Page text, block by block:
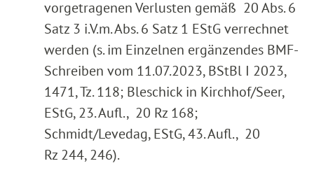
vorgetragenen Verlusten gemäß 20 Abs. 6
Satz 3 i.V.m. Abs. 6 Satz 1 EStG verrechnet
werden (s. im Einzelnen ergänzendes BMF-
Schreiben vom 11.07.2023, BStBl I 2023,
1471, Tz. 118; Bleschick in Kirchhof/Seer,
EStG, 23. Aufl., 20 Rz 168;
Schmidt/Levedag, EStG, 43. Aufl., 20
Rz 244, 246).